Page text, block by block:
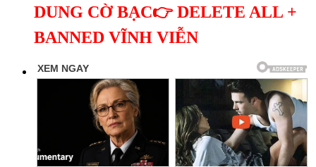
DUNG CỜ BẠC👉 DELETE ALL +
BANNED VĨNH VIỄN